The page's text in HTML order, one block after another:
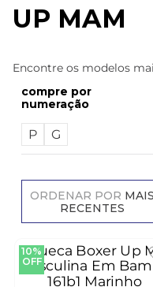
UP MAM
Encontre os modelos
numeração
P G
ORDENAR POR MAIS
RECENTES
10%
OFF